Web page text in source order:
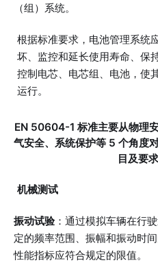
（组）系统。
根据标准要求，电池管理系统
坏、监控和延长使用寿命、保
控制电芯、电芯组、电池，使
运行。
EN 50604-1 标准主要从物理
气安全、系统保护等 5 个角度
目及要
机械测试
振动试验：通过模拟车辆在行
定的频率范围、振幅和振动时
性能指标应符合规定的限值。